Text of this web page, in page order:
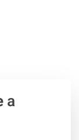
a